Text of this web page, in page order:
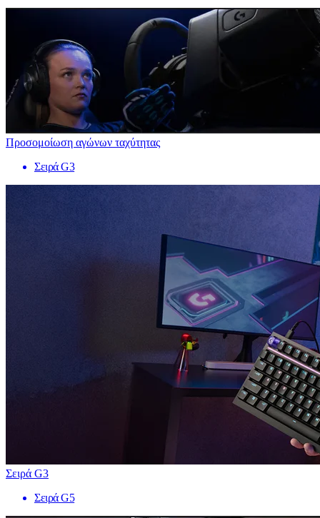
Προσομοίωση αγώνων ταχύτητας
Σειρά G3
Σειρά G3
Σειρά G5